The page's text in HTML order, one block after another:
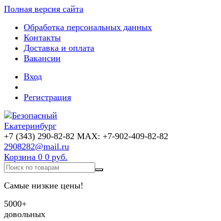
Полная версия сайта
Обработка персональных данных
Контакты
Доставка и оплата
Вакансии
Вход
Регистрация
+7 (343) 290-82-82 MAX: +7-902-409-82-82
2908282@mail.ru
Корзина 0 0 руб.
Самые низкие цены!
5000+
довольных